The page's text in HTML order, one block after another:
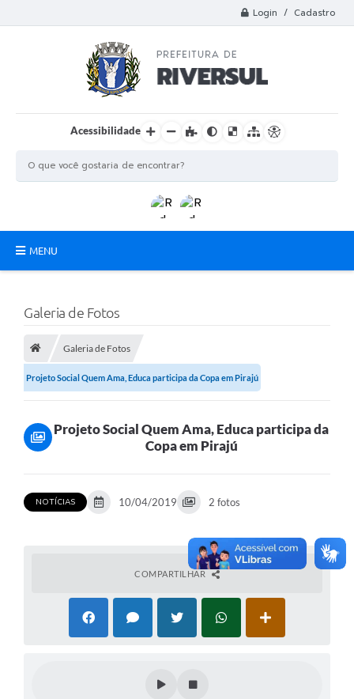
Login / Cadastro
Acessibilidade
MENU
A Prefeitura
Departamentos
Protocolo online
Legislação
Conselhos
Plano Diretor de Tecnologia da Informação
Telefones Úteis
Plano de contratação anual/2026
Galeria de Fotos
Galeria de Fotos
Projeto Social Quem Ama, Educa participa da Copa em Pirajú
Projeto Social Quem Ama, Educa participa da
Copa em Pirajú
NOTÍCIAS 10/04/2019 2 fotos
COMPARTILHAR